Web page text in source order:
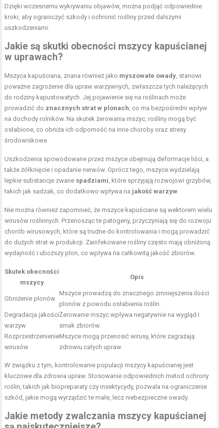
Dzięki wczesnemu wykrywaniu objawów, można podjąć odpowiednie
kroki, aby ograniczyć szkody i ochronić rośliny przed dalszymi
uszkodzeniami.
Jakie są skutki obecności mszycy kapuścianej
w uprawach?
Mszyca kapuściana, znana również jako myszowate owady, stanowi
poważne zagrożenie dla upraw warzywnych, zwłaszcza tych należących
do rodziny kapustowatych. Jej pojawienie się na roślinach może
prowadzić do znacznych strat w plonach, co ma bezpośredni wpływ
na dochody rolników. Na skutek żerowania mszyc, rośliny mogą być
osłabione, co obniża ich odporność na inne choroby oraz stresy
środowiskowe.
Uszkodzenia spowodowane przez mszyce obejmują deformacje liści, a
także żółknięcie i opadanie nerwów. Oprócz tego, mszyce wydzielają
lepkie substancje zwane spadziami, które sprzyjają rozwojowi grzybów,
takich jak sadzak, co dodatkowo wpływa na jakość warzyw.
Nie można również zapomnieć, że mszyce kapuściane są wektorem wielu
wirusów roślinnych. Przenosząc te patogeny, przyczyniają się do rozwoju
chorób wirusowych, które są trudne do kontrolowania i mogą prowadzić
do dużych strat w produkcji. Zainfekowane rośliny często mają obniżoną
wydajność i uboższy plon, co wpływa na całkowitą jakość zbiorów.
Skutek obecności
mszycy
Opis
Obniżenie plonów
Mszyce prowadzą do znacznego zmniejszenia ilości
plonów z powodu osłabienia roślin.
Degradacja jakości
warzyw
Żerowanie mszyc wpływa negatywnie na wygląd i
smak zbiorów.
Rozprzestrzenienie
wirusów
Mszyce mogą przenosić wirusy, które zagrażają
zdrowiu całych upraw.
W związku z tym, kontrolowanie populacji mszycy kapuścianej jest
kluczowe dla zdrowia upraw. Stosowanie odpowiednich metod ochrony
roślin, takich jak biopreparaty czy insektycydy, pozwala na ograniczenie
szkód, jakie mogą wyrządzić te małe, lecz niebezpieczne owady.
Jakie metody zwalczania mszycy kapuścianej